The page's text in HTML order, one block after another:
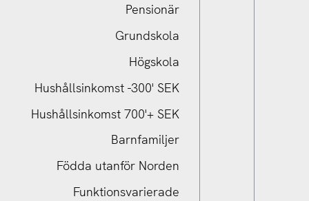
Hushållsinkomst 700'+ SEK
Funktionsvarierade
Födda utanför Norden
Barnfamiljer
Hushållsinkomst 700'+ SEK
Hushållsinkomst -300' SEK
Högskola
Grundskola
Pensionär